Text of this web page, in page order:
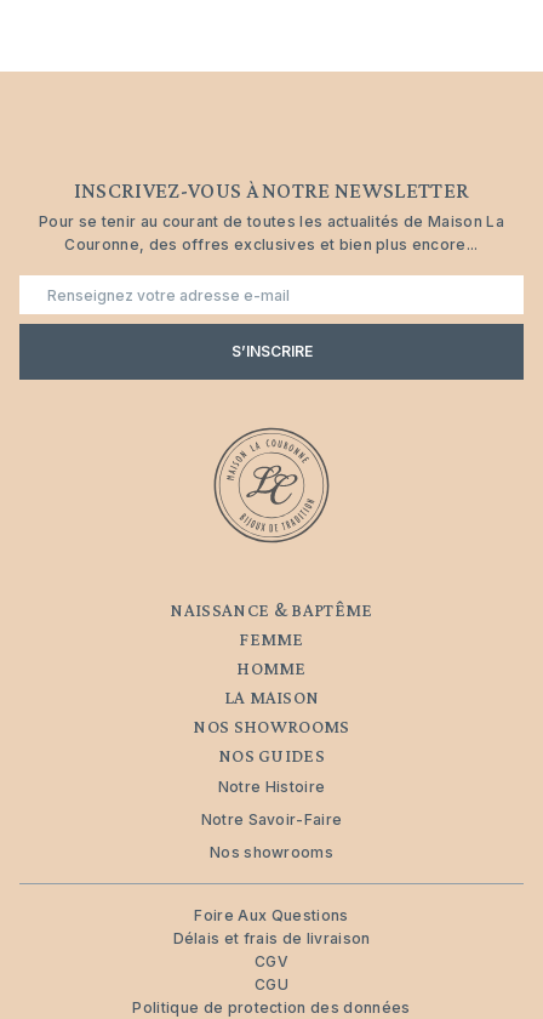
INSCRIVEZ-VOUS À NOTRE NEWSLETTER
Pour se tenir au courant de toutes les actualités de Maison La
Couronne, des offres exclusives et bien plus encore...
E-
S’INSCRIRE
NAISSANCE & BAPTÊME
FEMME
HOMME
LA MAISON
NOS SHOWROOMS
NOS GUIDES
Notre Histoire
Notre Savoir-Faire
Nos showrooms
Foire Aux Questions
Délais et frais de livraison
CGV
CGU
Politique de protection des données